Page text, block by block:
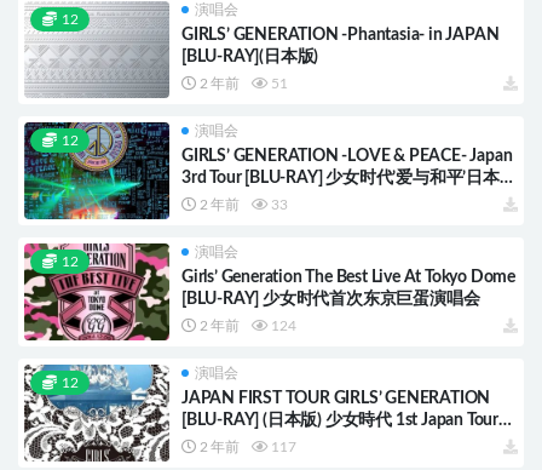
12
演唱会
GIRLS’ GENERATION -Phantasia- in JAPAN
[BLU-RAY](日本版)
2 年前 51
12
演唱会
GIRLS’ GENERATION -LOVE & PEACE- Japan
3rd Tour [BLU-RAY] 少女时代’爱与和平’日本第
三次巡演
2 年前 33
12
演唱会
Girls’ Generation The Best Live At Tokyo Dome
[BLU-RAY] 少女时代首次东京巨蛋演唱会
2 年前 124
12
演唱会
JAPAN FIRST TOUR GIRLS’ GENERATION
[BLU-RAY] (日本版) 少女時代 1st Japan Tour
演唱會
2 年前 117